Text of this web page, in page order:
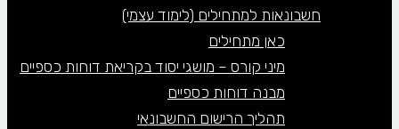
חשבונאות למתחילים (לימוד עצמי)
כאן מתחילים
מיני קורס – מושגי יסוד בקריאת דוחות כספיים
מבנה דוחות כספיים
תהליך הרישום החשבונאי